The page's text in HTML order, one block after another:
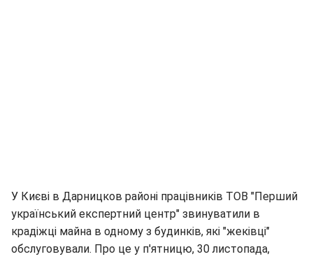
У Києві в Дарницков районі працівників ТОВ "Перший
український експертний центр" звинуватили в
крадіжці майна в одному з будинків, які "жеківці"
обслуговували. Про це у п'ятницю, 30 листопада,